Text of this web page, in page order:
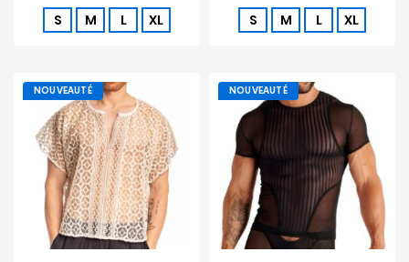
S M L XL S M L XL
NOUVEAUTÉ NOUVEAUTÉ